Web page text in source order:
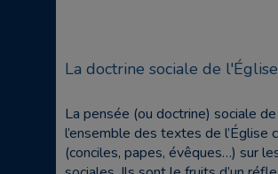
La doctrine sociale de l'Église
La pensée (ou doctrine) sociale
l’ensemble des textes de l’Église
(conciles, papes, évêques…) sur